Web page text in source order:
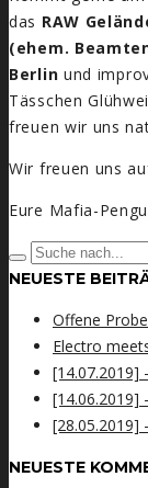
das RAW
(ehem.
Berlin und
Tässchen
freuen wir uns
Wir freuen uns
Eure Mafia-
NEUESTE
Offene
Electro
[14.07.2019]
[14.06.2019]
[28.05.2019]
NEUESTE